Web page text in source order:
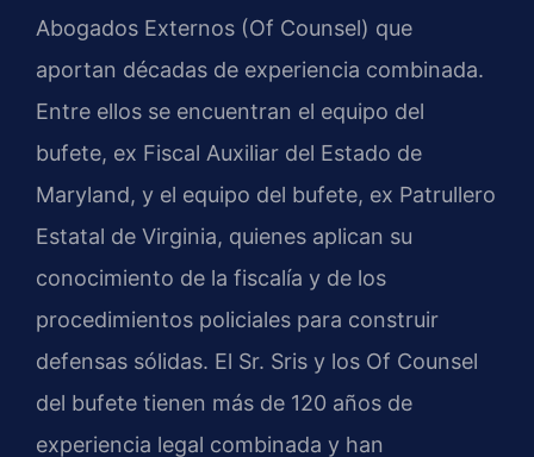
Abogados Externos (Of Counsel) que
aportan décadas de experiencia combinada.
Entre ellos se encuentran el equipo del
bufete, ex Fiscal Auxiliar del Estado de
Maryland, y el equipo del bufete, ex Patrullero
Estatal de Virginia, quienes aplican su
conocimiento de la fiscalía y de los
procedimientos policiales para construir
defensas sólidas. El Sr. Sris y los Of Counsel
del bufete tienen más de 120 años de
experiencia legal combinada y han